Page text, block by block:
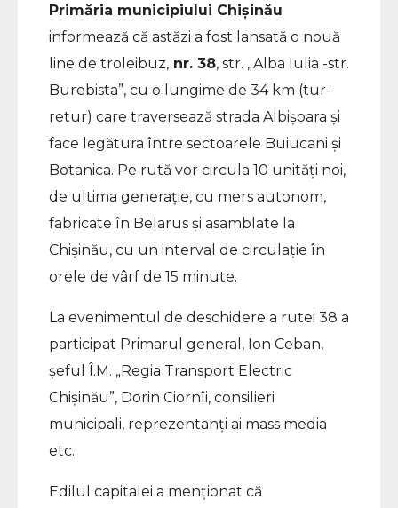
Primăria municipiului Chișinău
informează că astăzi a fost lansată o nouă
line de troleibuz, nr. 38, str. „Alba Iulia -str.
Burebista”, cu o lungime de 34 km (tur-
retur) care traversează strada Albișoara și
face legătura între sectoarele Buiucani și
Botanica. Pe rută vor circula 10 unități noi,
de ultima generație, cu mers autonom,
fabricate în Belarus și asamblate la
Chișinău, cu un interval de circulație în
orele de vârf de 15 minute.
La evenimentul de deschidere a rutei 38 a
participat Primarul general, Ion Ceban,
șeful Î.M. „Regia Transport Electric
Chișinău”, Dorin Ciornîi, consilieri
municipali, reprezentanți ai mass media
etc.
Edilul capitalei a menționat că